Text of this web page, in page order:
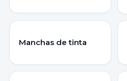
Manchas de tinta